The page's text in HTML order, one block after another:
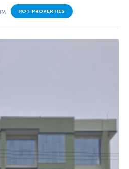
HOT PROPERTIES